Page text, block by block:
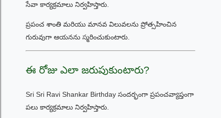
సేవా కార్యక్రమాలు నిర్వహిస్తారు.
ప్రపంచ శాంతి మరియు మానవ విలువలను ప్రోత్సహించిన
గురువుగా ఆయనను స్మరించుకుంటారు.
ఈ రోజు ఎలా జరుపుకుంటారు?
Sri Sri Ravi Shankar Birthday సందర్భంగా ప్రపంచవ్యాప్తంగా
పలు కార్యక్రమాలు నిర్వహిస్తారు.